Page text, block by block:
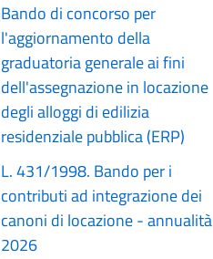
Bando di concorso per
l'aggiornamento della
graduatoria generale ai fini
dell'assegnazione in locazione
degli alloggi di edilizia
residenziale pubblica (ERP)
L. 431/1998. Bando per i
contributi ad integrazione dei
canoni di locazione - annualità
2026